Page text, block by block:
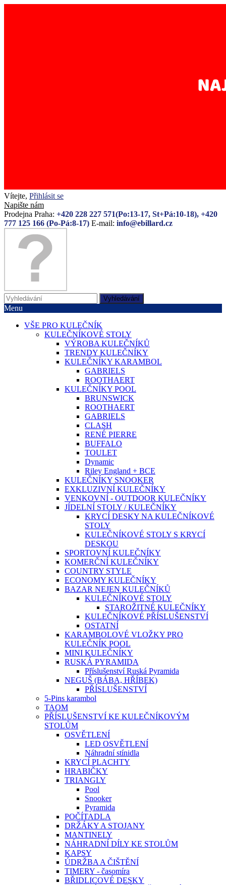
Vítejte, Přihlásit se
Napište nám
Prodejna Praha: +420 228 227 571(Po:13-17, St+Pá:10-18), +420
777 125 166 (Po-Pá:8-17) E-mail: info@ebillard.cz
Vyhledávání
Menu
VŠE PRO KULEČNÍK
KULEČNÍKOVÉ STOLY
VÝROBA KULEČNÍKŮ
TRENDY KULEČNÍKY
KULEČNÍKY KARAMBOL
GABRIELS
ROOTHAERT
KULEČNÍKY POOL
BRUNSWICK
ROOTHAERT
GABRIELS
CLASH
RENÉ PIERRE
BUFFALO
TOULET
Dynamic
Riley England + BCE
KULEČNÍKY SNOOKER
EXKLUZIVNÍ KULEČNÍKY
VENKOVNÍ - OUTDOOR KULEČNÍKY
JÍDELNÍ STOLY / KULEČNÍKY
KRYCÍ DESKY NA KULEČNÍKOVÉ
STOLY
KULEČNÍKOVÉ STOLY S KRYCÍ
DESKOU
SPORTOVNÍ KULEČNÍKY
KOMERČNÍ KULEČNÍKY
COUNTRY STYLE
ECONOMY KULEČNÍKY
BAZAR NEJEN KULEČNÍKŮ
KULEČNÍKOVÉ STOLY
STAROŽITNÉ KULEČNÍKY
KULEČNÍKOVÉ PŘÍSLUŠENSTVÍ
OSTATNÍ
KARAMBOLOVÉ VLOŽKY PRO
KULEČNÍK POOL
MINI KULEČNÍKY
RUSKÁ PYRAMIDA
Příslušenství Ruská Pyramida
NEGUŠ (BÁBA, HŘÍBEK)
PŘÍSLUŠENSTVÍ
5-Pins karambol
TAOM
PŘÍSLUŠENSTVÍ KE KULEČNÍKOVÝM
STOLŮM
OSVĚTLENÍ
LED OSVĚTLENÍ
Náhradní stínidla
KRYCÍ PLACHTY
HRABIČKY
TRIANGLY
Pool
Snooker
Pyramida
POČÍTADLA
DRŽÁKY A STOJANY
MANTINELY
NÁHRADNÍ DÍLY KE STOLŮM
KAPSY
ÚDRŽBA A ČIŠTĚNÍ
TIMERY - časomíra
BŘIDLICOVÉ DESKY